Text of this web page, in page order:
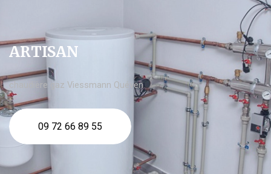
ARTISAN
chaudière gaz Viessmann Quéven
09 72 66 89 55